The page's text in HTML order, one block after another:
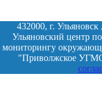
432000, г.
Ульяновский центр
мониторингу
"Приволжское